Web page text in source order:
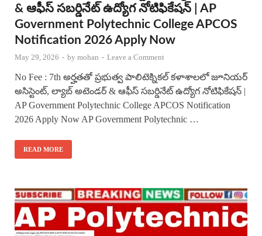
& ఆఫీస్ సబర్డినేట్ ఉద్యోగ నోటిఫికేషన్ | AP
Government Polytechnic College APCOS
Notification 2026 Apply Now
May 29, 2026 - by mohan - Leave a Comment
No Fee : 7th అర్హతతో ప్రభుత్వ పాలిటెక్నికల్ కళాశాలలో జూనియర్
అసిస్టెంట్, ల్యాబ్ అటెండర్ & ఆఫీస్ సబర్డినేట్ ఉద్యోగ నోటిఫికేషన్ |
AP Government Polytechnic College APCOS Notification
2026 Apply Now AP Government Polytechnic …
READ MORE